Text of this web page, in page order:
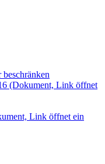
(Dokument, Link öffnet
Link öffnet ein